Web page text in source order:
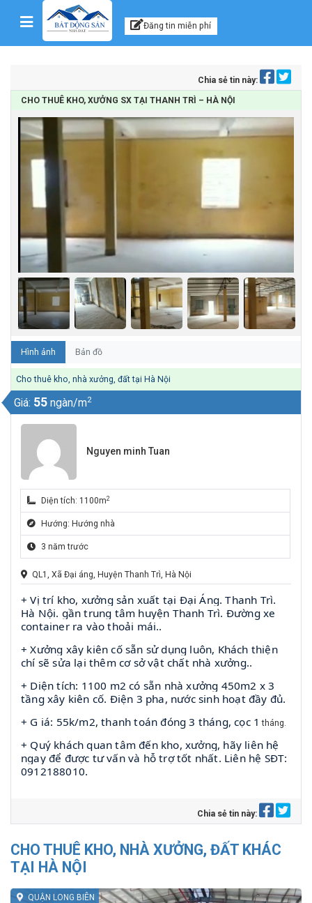
Skip to content Kênh thông tin, tư vấn
Đăng tin miễn phí
Chia sẻ tin này:
CHO THUÊ KHO, XƯỞNG SX TẠI THANH TRÌ – HÀ NỘI
Hình ảnh Bản đồ
Cho thuê kho, nhà xưởng, đất tại Hà Nội
Giá: 55 ngàn/m2
Nguyen minh Tuan
Diện tích: 1100m2
Hướng: Hướng nhà
3 năm trước
QL1, Xã Đại áng, Huyện Thanh Trì, Hà Nội
+ Vị trí kho, xưởng sản xuất tại Đại Áng. Thanh Trì.
Hà Nội. gần trung tâm huyện Thanh Trì. Đường xe
container ra vào thoải mái..
+ Xưởng xây kiên cố sẵn sử dụng luôn, Khách thiện
chí sẽ sửa lại thêm cơ sở vật chất nhà xưởng..
+ Diện tích: 1100 m2 có sẵn nhà xưởng 450m2 x 3
tầng xây kiên cố. Điện 3 pha, nước sinh hoạt đầy đủ.
+ G iá: 55k/m2, thanh toán đóng 3 tháng, cọc 1 tháng.
+ Quý khách quan tâm đến kho, xưởng, hãy liên hệ
ngay để được tư vấn và hỗ trợ tốt nhất. Liên hệ SĐT:
0912188010.
Chia sẻ tin này:
CHO THUÊ KHO, NHÀ XƯỞNG, ĐẤT KHÁC
TẠI HÀ NỘI
QUẬN LONG BIÊN